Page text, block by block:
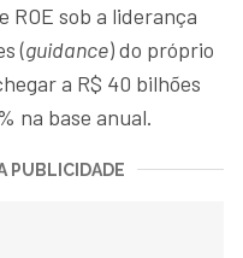
ROE sob a liderança
(guidance) do próprio
a R$ 40 bilhões
na base anual.
PUBLICIDADE